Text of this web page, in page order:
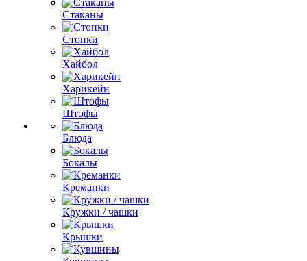
Стаканы
Стопки
Хайбол
Харикейн
Штофы
Блюда
Бокалы
Креманки
Кружки / чашки
Крышки